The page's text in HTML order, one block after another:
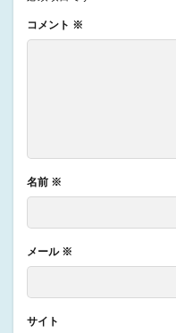
コメント ※
名前 ※
メール ※
サイト